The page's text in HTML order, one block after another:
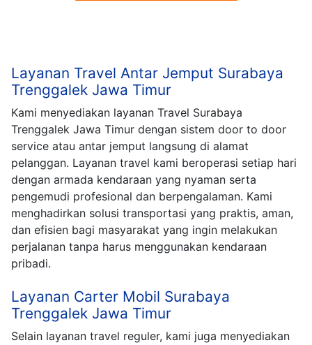
Layanan Travel Antar Jemput Surabaya
Trenggalek Jawa Timur
Kami menyediakan layanan Travel Surabaya
Trenggalek Jawa Timur dengan sistem door to door
service atau antar jemput langsung di alamat
pelanggan. Layanan travel kami beroperasi setiap hari
dengan armada kendaraan yang nyaman serta
pengemudi profesional dan berpengalaman. Kami
menghadirkan solusi transportasi yang praktis, aman,
dan efisien bagi masyarakat yang ingin melakukan
perjalanan tanpa harus menggunakan kendaraan
pribadi.
Layanan Carter Mobil Surabaya
Trenggalek Jawa Timur
Selain layanan travel reguler, kami juga menyediakan